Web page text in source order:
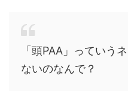
「頭PAA」っていう
ないのなんで？